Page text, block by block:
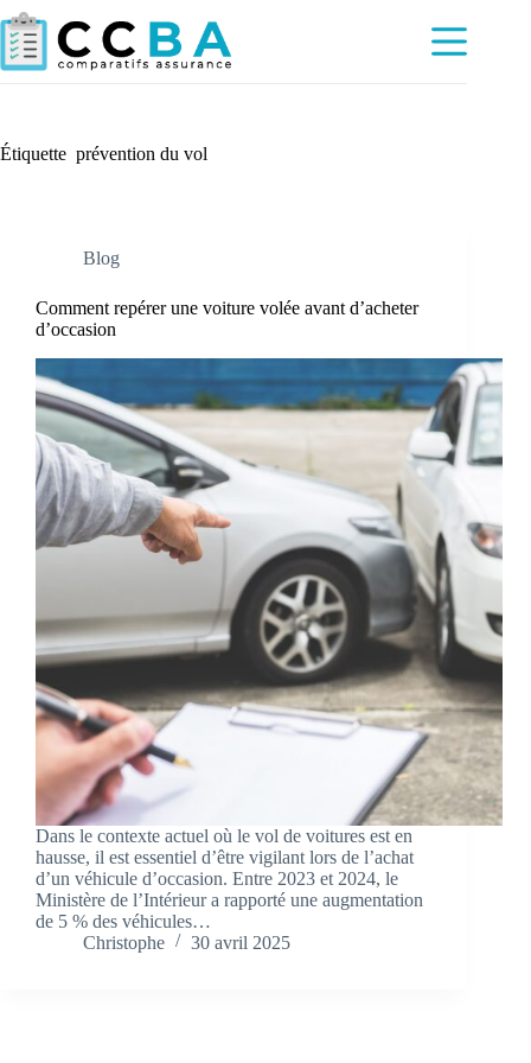
Passer
au
contenu
Étiquette prévention du vol
Blog
Comment repérer une voiture volée avant d’acheter
d’occasion
Dans le contexte actuel où le vol de voitures est en
hausse, il est essentiel d’être vigilant lors de l’achat
d’un véhicule d’occasion. Entre 2023 et 2024, le
Ministère de l’Intérieur a rapporté une augmentation
de 5 % des véhicules…
Christophe
30 avril 2025